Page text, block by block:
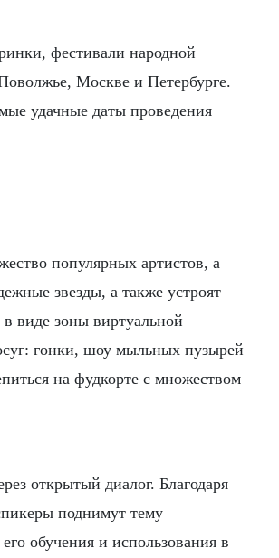
фестивали народной
Москве и Петербурге.
удачные даты проведения
популярных артистов, а
звезды, а также устроят
в виде зоны виртуальной
гонки, шоу мыльных пузырей
на фудкорте с множеством
открытый диалог. Благодаря
поднимут тему
обучения и использования в